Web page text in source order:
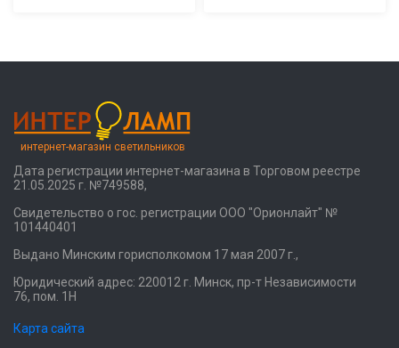
интернет-магазин светильников
Дата регистрации интернет-магазина в Торговом реестре
21.05.2025 г. №749588,
Свидетельство о гос. регистрации ООО "Орионлайт" №
101440401
Выдано Минским горисполкомом 17 мая 2007 г.,
Юридический адрес: 220012 г. Минск, пр-т Независимости
76, пом. 1Н
Карта сайта